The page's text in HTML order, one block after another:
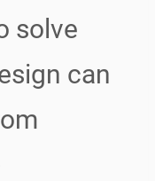
solve
can